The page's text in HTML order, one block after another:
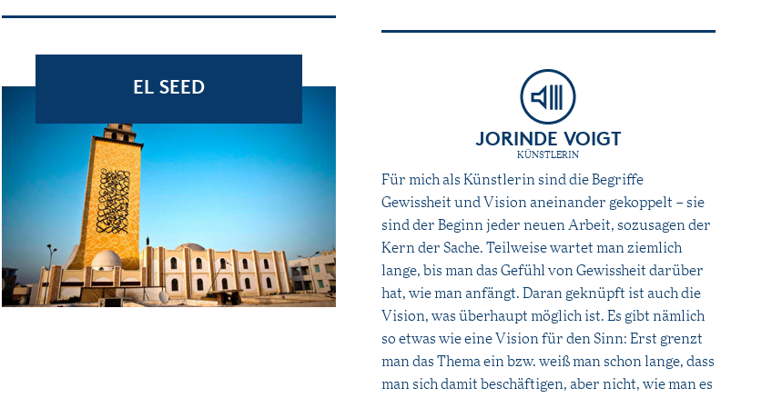
EL SEED
JORINDE VOIGT
KÜNSTLERIN
Für mich als Künstlerin sind die Begriffe
Gewissheit und Vision aneinander gekoppelt – sie
sind der Beginn jeder neuen Arbeit, sozusagen der
Kern der Sache. Teilweise wartet man ziemlich
lange, bis man das Gefühl von Gewissheit darüber
hat, wie man anfängt. Daran geknüpft ist auch die
Vision, was überhaupt möglich ist. Es gibt nämlich
so etwas wie eine Vision für den Sinn: Erst grenzt
man das Thema ein bzw. weiß man schon lange, dass
man sich damit beschäftigen, aber nicht, wie man es